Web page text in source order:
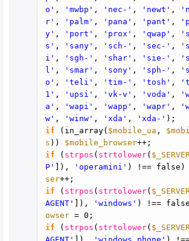
o' , 'mwbp' , 'nec-' , 'newt' ,
r' , 'palm' , 'pana' , 'pant' ,
y' , 'port' , 'prox' , 'qwap' ,
s' , 'sany' , 'sch-' , 'sec-' ,
i' , 'sgh-' , 'shar' , 'sie-' ,
l' , 'smar' , 'sony' , 'sph-' ,
o' , 'teli' , 'tim-' , 'tosh' ,
1' , 'upsi' , 'vk-v' , 'voda' ,
a' , 'wapi' , 'wapp' , 'wapr' ,
w' , 'winw' , 'xda' , 'xda-' );
if
(in_array( $mobile_ua ,
s )) $mobile_browser++;
if
( strpos ( strtolower(
P' ]), 'operamini' ) !== false)
ser++;
if
( strpos ( strtolower(
AGENT' ]), 'windows' ) !==
owser = 0;
if
( strpos ( strtolower(
AGENT' ]), 'windows phone' )